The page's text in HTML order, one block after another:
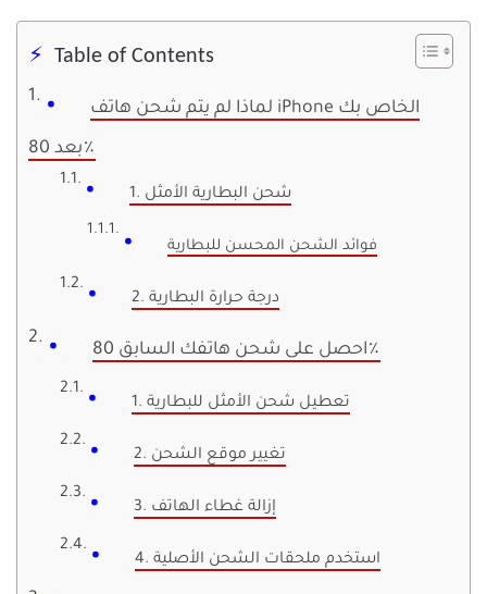
Table of Contents
لماذا لم يتم شحن هاتف iPhone الخاص بك
بعد 80٪
1. شحن البطارية الأمثل
فوائد الشحن المحسن للبطارية
2. درجة حرارة البطارية
احصل على شحن هاتفك السابق 80٪
1. تعطيل شحن الأمثل للبطارية
2. تغيير موقع الشحن
3. إزالة غطاء الهاتف
4. استخدم ملحقات الشحن الأصلية